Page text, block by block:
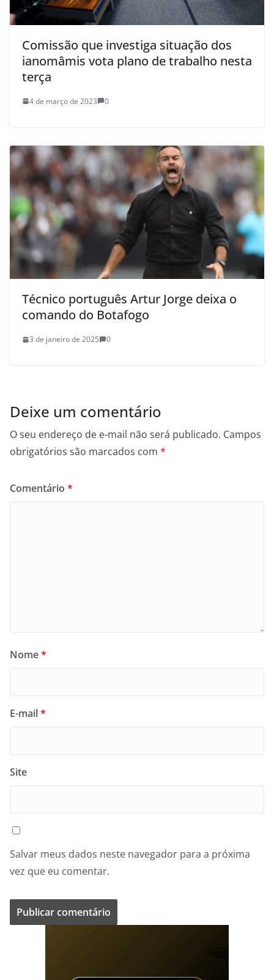
Comissão que investiga situação dos
ianomâmis vota plano de trabalho nesta
terça
4 de março de 2023 0
Técnico português Artur Jorge deixa o
comando do Botafogo
3 de janeiro de 2025 0
Deixe um comentário
O seu endereço de e-mail não será publicado. Campos
obrigatórios são marcados com *
Comentário *
Nome*
E-mail*
Site
Salvar meus dados neste navegador para a próxima
vez que eu comentar.